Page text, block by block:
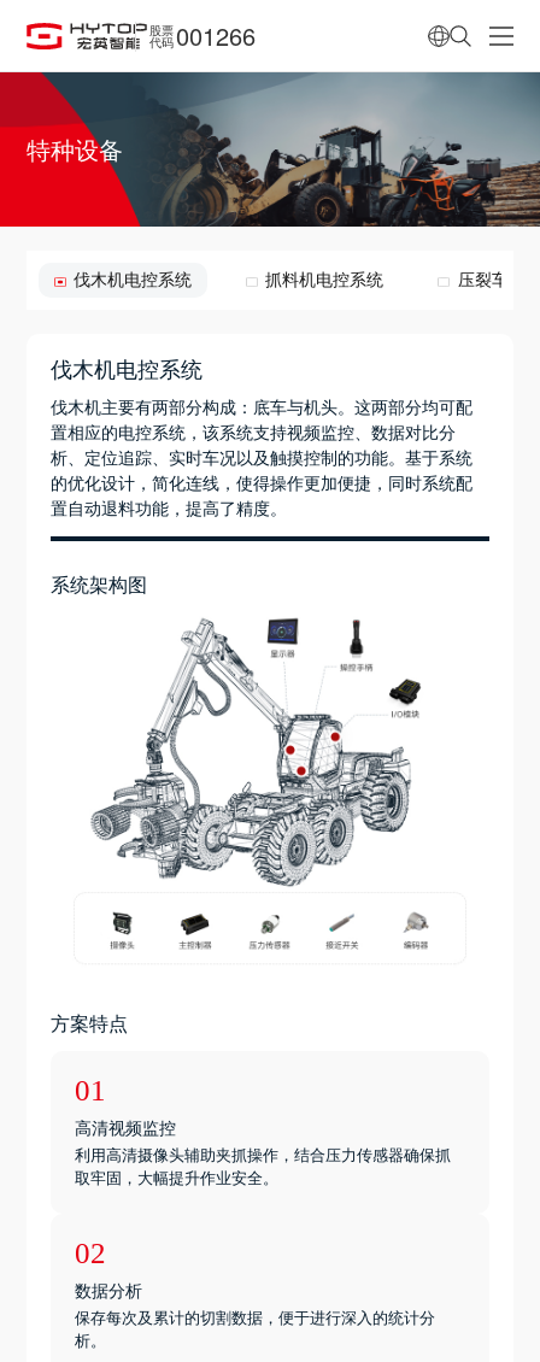
股票
代码 001266
特种设备
伐木机电控系统 抓料机电控系统 压裂车电
伐木机电控系统
伐木机主要有两部分构成：底车与机头。这两部分均可配
置相应的电控系统，该系统支持视频监控、数据对比分
析、定位追踪、实时车况以及触摸控制的功能。基于系统
的优化设计，简化连线，使得操作更加便捷，同时系统配
置自动退料功能，提高了精度。
系统架构图
方案特点
01
高清视频监控
利用高清摄像头辅助夹抓操作，结合压力传感器确保抓
取牢固，大幅提升作业安全。
02
数据分析
保存每次及累计的切割数据，便于进行深入的统计分
析。